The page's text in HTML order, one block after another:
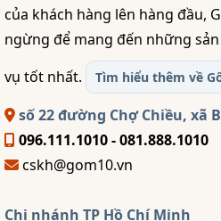
của khách hàng lên hàng đầu,
ngừng để mang đến những
vụ tốt nhất.
Tìm hiểu thêm về
số 22 đường Chợ Chiều, xã
096.111.1010 - 081.888.1010
cskh@gom10.vn
Chi nhánh TP Hồ Chí Minh